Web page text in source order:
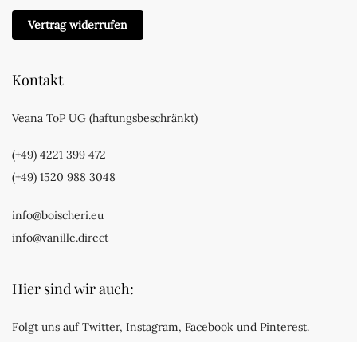
Vertrag widerrufen
Kontakt
Veana ToP UG (haftungsbeschränkt)
(+49) 4221 399 472
(+49) 1520 988 3048
info@boischeri.eu
info@vanille.direct
Hier sind wir auch:
Folgt uns auf Twitter, Instagram, Facebook und Pinterest.